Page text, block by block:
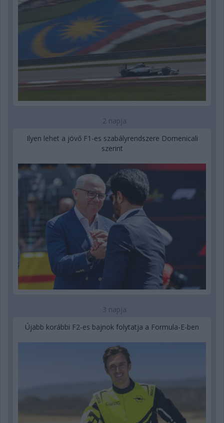
2 napja
Ilyen lehet a jövő F1-es szabályrendszere Domenicali
szerint
3 napja
Újabb korábbi F2-es bajnok folytatja a Formula-E-ben